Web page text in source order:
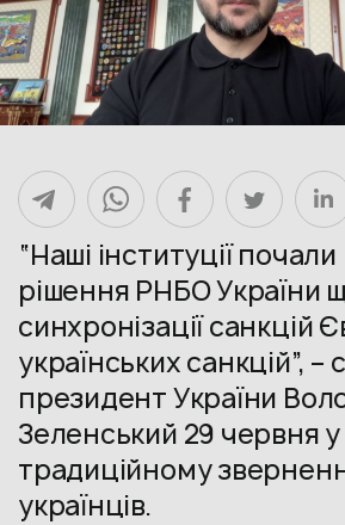
“Наші інституції
рішення РНБО України
синхронізації санкцій
українських санкцій”, –
президент України
Зеленський 29 червня у
традиційному
українців.